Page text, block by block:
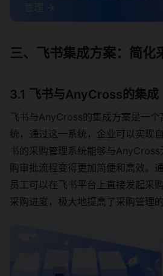
管理 →
三、飞书集成方案：简化
3.1 飞书与AnyCross的集成
飞书与AnyCross的集成方案是一个
统，通过这一系统，企业可以实现
书的采购管理系统能够与AnyCross
购审批流程变得更加简便和高效。
员工可以在飞书平台上直接发起采
采购进度，极大地提高了采购管理